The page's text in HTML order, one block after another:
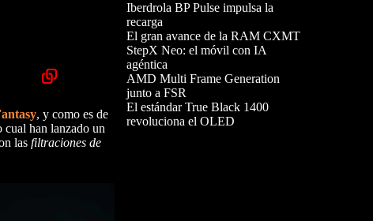
, y como es de
cual han lanzado un
las filtraciones de
Iberdrola BP Pulse impulsa la
recarga
El gran avance de la RAM CXMT
StepX Neo: el móvil con IA
agéntica
AMD Multi Frame Generation
junto a FSR
El estándar True Black 1400
revoluciona el OLED